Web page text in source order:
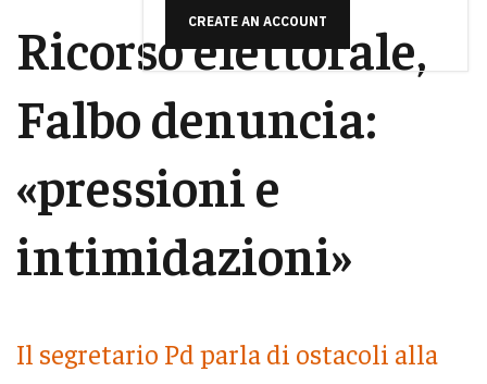
CREATE AN ACCOUNT
Ricorso elettorale,
Falbo denuncia:
«pressioni e
intimidazioni»
Il segretario Pd parla di ostacoli alla